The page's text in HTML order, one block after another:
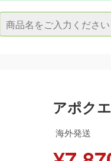
アポク
海外発送